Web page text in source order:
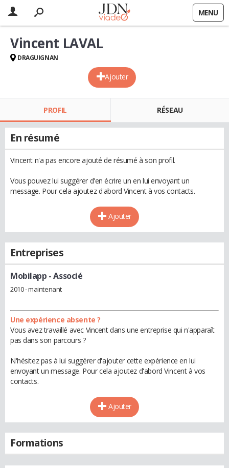
MENU
Ajouter
Vincent LAVAL
DRAGUIGNAN
PROFIL RÉSEAU
En résumé
Vincent n'a pas encore ajouté de résumé à son profil.
Vous pouvez lui suggérer d'en écrire un en lui envoyant un
message. Pour cela ajoutez d'abord Vincent à vos contacts.
Ajouter
Entreprises
Mobilapp - Associé
2010 - maintenant
Une expérience absente ?
Vous avez travaillé avec Vincent dans une entreprise qui n'apparaît
pas dans son parcours ?
N'hésitez pas à lui suggérer d'ajouter cette expérience en lui
envoyant un message. Pour cela ajoutez d'abord Vincent à vos
contacts.
Ajouter
Formations